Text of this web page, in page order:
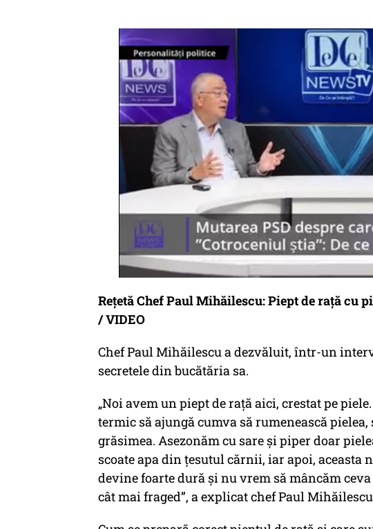
Rețetă Chef Paul Mihăilescu: Piept de rață cu
/ VIDEO
Chef Paul Mihăilescu a dezvăluit, într-un
secretele din bucătăria sa.
„Noi avem un piept de rață aici, crestat pe
termic să ajungă cumva să rumenească
grăsimea. Asezonăm cu sare și piper doar
scoate apa din țesutul cărnii, iar apoi, aceasta
devine foarte dură și nu vrem să mâncăm
cât mai fraged”, a explicat chef Paul